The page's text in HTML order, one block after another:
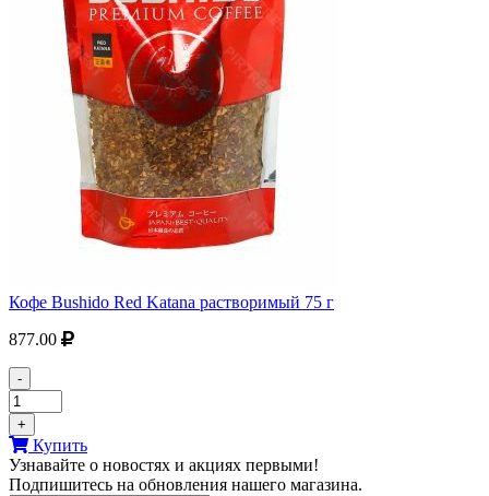
Кофе Bushido Red Katana растворимый 75 г
877.00
-
+
Купить
Узнавайте о новостях и акциях первыми!
Подпишитесь на обновления нашего магазина.